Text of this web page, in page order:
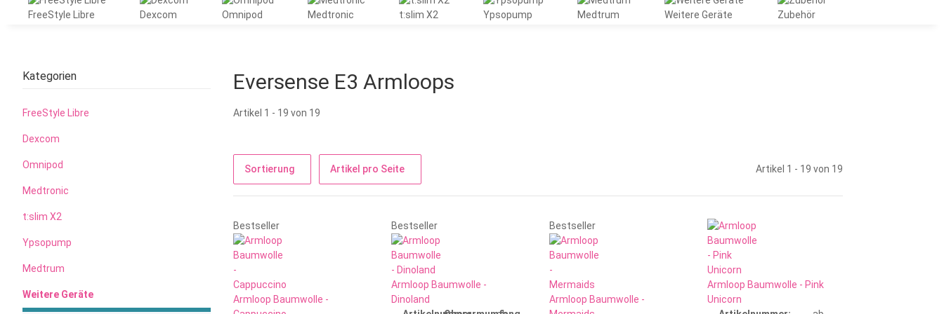
FreeStyle Libre Dexcom Omnipod Medtronic t:slim X2 Ypsopump Medtrum Weitere Geräte Zubehör
Eversense E3 Armloops
Artikel 1 - 19 von 19
Sortierung Artikel pro Seite Artikel 1 - 19 von 19
Bestseller
Armloop Baumwolle -
Bestseller
Armloop Baumwolle -
Dinoland
Bestseller
Armloop Baumwolle -
Armloop Baumwolle - Pink
Unicorn
Kategorien
FreeStyle Libre
Dexcom
Omnipod
Medtronic
t:slim X2
Ypsopump
Medtrum
Weitere Geräte